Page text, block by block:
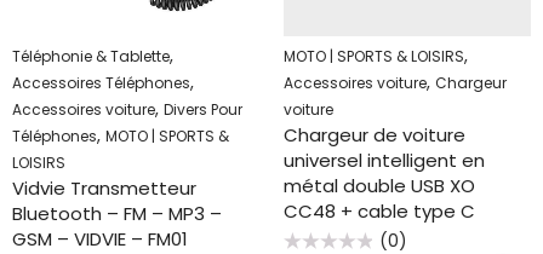
Téléphonie & Tablette,
Accessoires Téléphones,
Accessoires voiture, Divers Pour
Téléphones, MOTO | SPORTS &
LOISIRS
Vidvie Transmetteur
Bluetooth – FM – MP3 –
GSM – VIDVIE – FM01
MOTO | SPORTS & LOISIRS,
Accessoires voiture, Chargeur
voiture
Chargeur de voiture
universel intelligent en
métal double USB XO
CC48 + cable type C
(0)